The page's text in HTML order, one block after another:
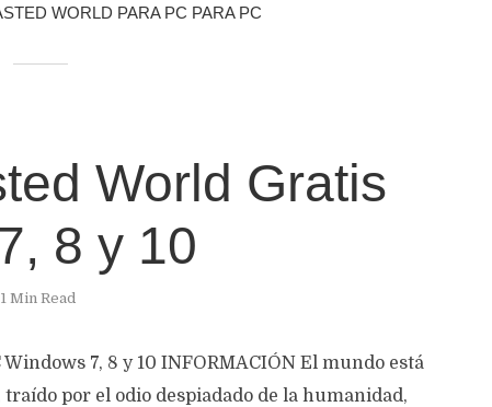
WORLD PARA PC PARA PC
World Gratis
8 y 10
1 Min Read
7, 8 y 10 INFORMACIÓN El mundo está
por el odio despiadado de la humanidad,